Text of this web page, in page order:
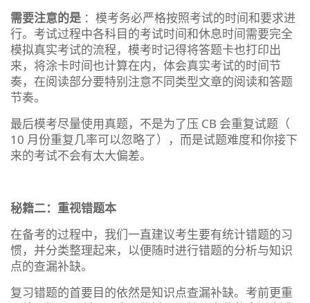
需要注意的是 ：模考务必严格按照考试的时间和要求进
行。考试过程中各科目的考试时间和休息时间需要完全
模拟真实考试的流程，模考时记得将答题卡也打印出
来，将涂卡时间也计算在内，体会真实考试的时间节
奏，在阅读部分要特别注意不同类型文章的阅读和答题
节奏。
最后模考尽量使用真题，不是为了压 CB 会重复试题（
10 月份重复几率可以忽略了），而是试题难度和你接下
来的考试不会有太大偏差。
秘籍二：重视错题本
在备考的过程中，我们一直建议考生要有统计错题的习
惯，并分类整理起来，以便随时进行错题的分析与知识
点的查漏补缺。
复习错题的首要目的依然是知识点查漏补缺。考前更重